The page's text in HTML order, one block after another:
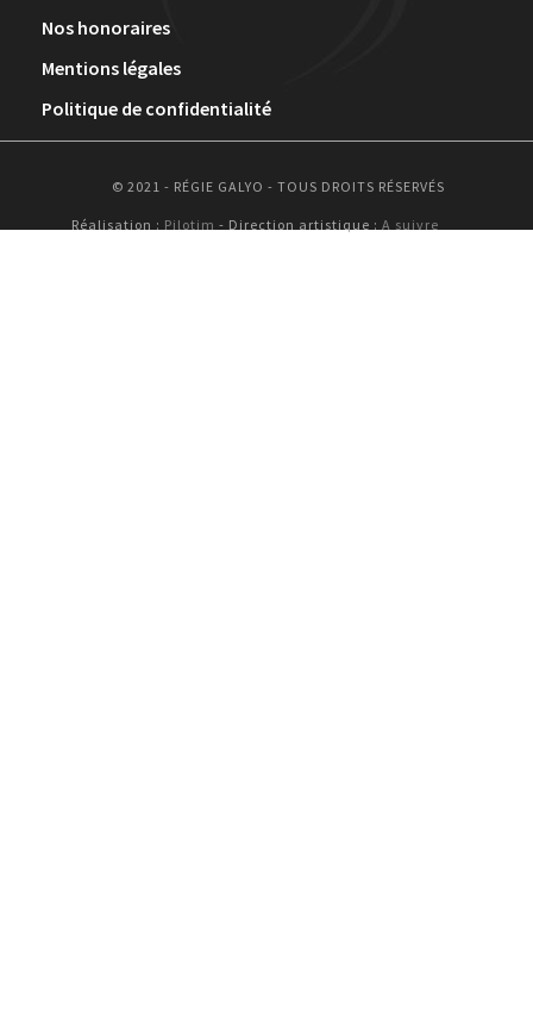
Nos honoraires
Mentions légales
Politique de confidentialité
© 2021 - RÉGIE GALYO - TOUS DROITS RÉSERVÉS
Réalisation : Pilotim - Direction artistique : A suivre